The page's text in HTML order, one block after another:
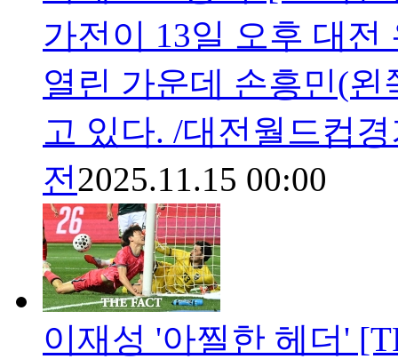
가전이 13일 오후 대
열린 가운데 손흥민(
고 있다. /대전월드컵
전2025.11.15 00:00
이재성 '아찔한 헤더'